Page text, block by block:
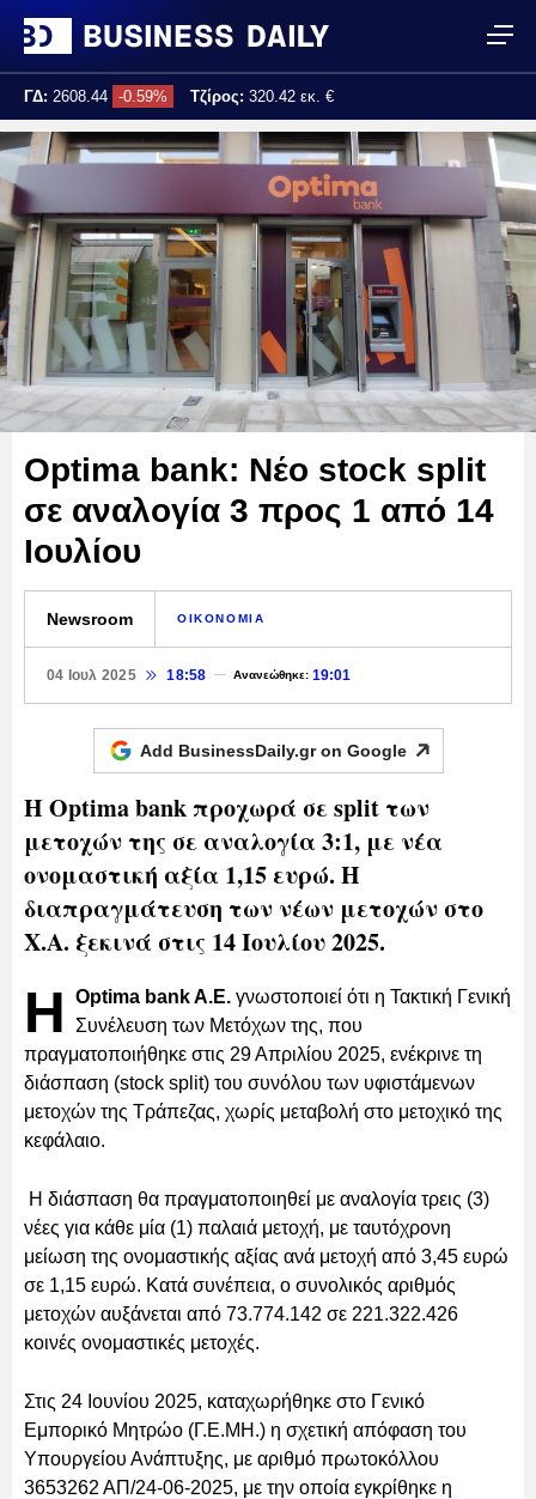
ΓΔ: 2608.44 -0.59% Τζίρος: 320.42 εκ. €
Τελ. ενημέρωση: 17:25:02
Optima bank: Νέο stock split
σε αναλογία 3 προς 1 από 14
Ιουλίου
Newsroom ΟΙΚΟΝΟΜΙΑ
04 Ιουλ 2025 18:58 Ανανεώθηκε:19:01
Add BusinessDaily.gr on Google
Η Optima bank προχωρά σε split των
μετοχών της σε αναλογία 3:1, με νέα
ονομαστική αξία 1,15 ευρώ. Η
διαπραγμάτευση των νέων μετοχών στο
Χ.Α. ξεκινά στις 14 Ιουλίου 2025.
Η Optima bank A.E. γνωστοποιεί ότι η Τακτική Γενική
Συνέλευση των Μετόχων της, που
πραγματοποιήθηκε στις 29 Απριλίου 2025, ενέκρινε τη
διάσπαση (stock split) του συνόλου των υφιστάμενων
μετοχών της Τράπεζας, χωρίς μεταβολή στο μετοχικό της
κεφάλαιο.
Η διάσπαση θα πραγματοποιηθεί με αναλογία τρεις (3)
νέες για κάθε μία (1) παλαιά μετοχή, με ταυτόχρονη
μείωση της ονομαστικής αξίας ανά μετοχή από 3,45 ευρώ
σε 1,15 ευρώ. Κατά συνέπεια, ο συνολικός αριθμός
μετοχών αυξάνεται από 73.774.142 σε 221.322.426
κοινές ονομαστικές μετοχές.
Στις 24 Ιουνίου 2025, καταχωρήθηκε στο Γενικό
Εμπορικό Μητρώο (Γ.Ε.ΜΗ.) η σχετική απόφαση του
Υπουργείου Ανάπτυξης, με αριθμό πρωτοκόλλου
3653262 ΑΠ/24-06-2025, με την οποία εγκρίθηκε η